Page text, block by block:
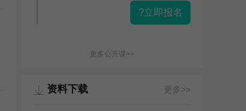
?立即报名
更多公开课>>
资料下载 更多>>